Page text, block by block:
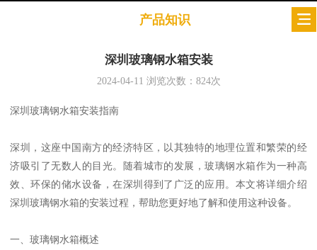
产品知识
深圳玻璃钢水箱安装
2024-04-11 浏览次数： 824次
深圳玻璃钢水箱安装指南
深圳，这座中国南方的经济特区，以其独特的地理位置和繁荣的经
济吸引了无数人的目光。随着城市的发展，玻璃钢水箱作为一种高
效、环保的储水设备，在深圳得到了广泛的应用。本文将详细介绍
深圳玻璃钢水箱的安装过程，帮助您更好地了解和使用这种设备。
一、玻璃钢水箱概述